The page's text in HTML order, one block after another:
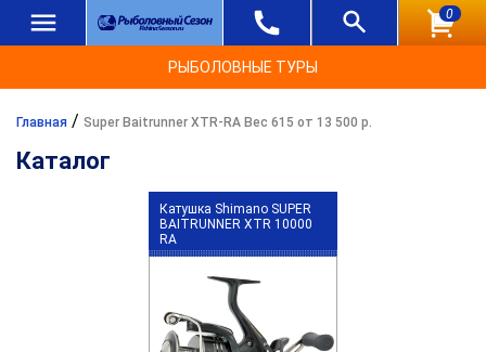
0
РЫБОЛОВНЫЕ ТУРЫ
Главная / Super Baitrunner XTR-RA Вес 615 от 13 500 р.
Каталог
Катушка Shimano SUPER
BAITRUNNER XTR 10000
RA